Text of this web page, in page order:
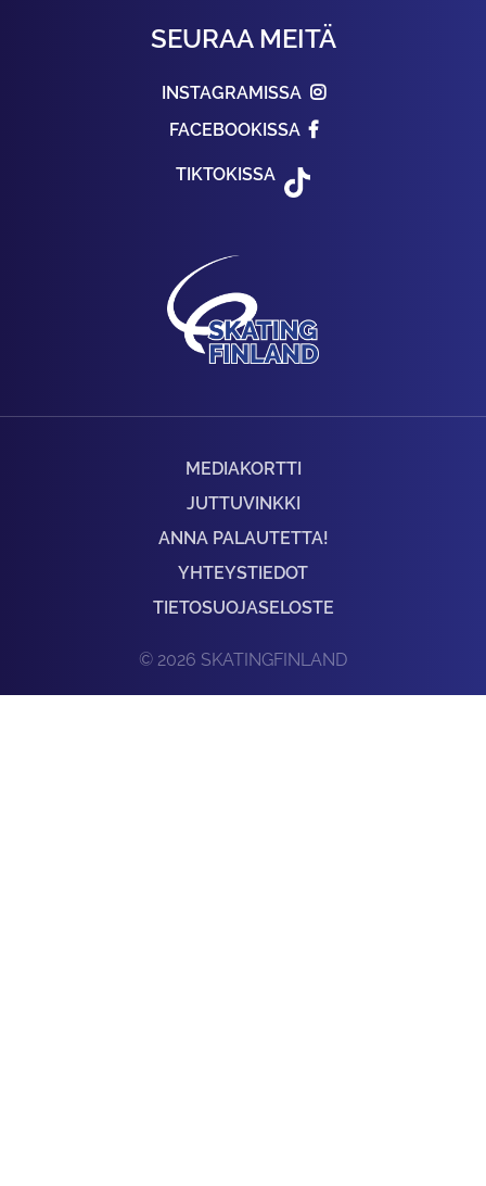
SEURAA MEITÄ
INSTAGRAMISSA
FACEBOOKISSA
TIKTOKISSA
MEDIAKORTTI
JUTTUVINKKI
ANNA PALAUTETTA!
YHTEYSTIEDOT
TIETOSUOJASELOSTE
© 2026 SKATINGFINLAND